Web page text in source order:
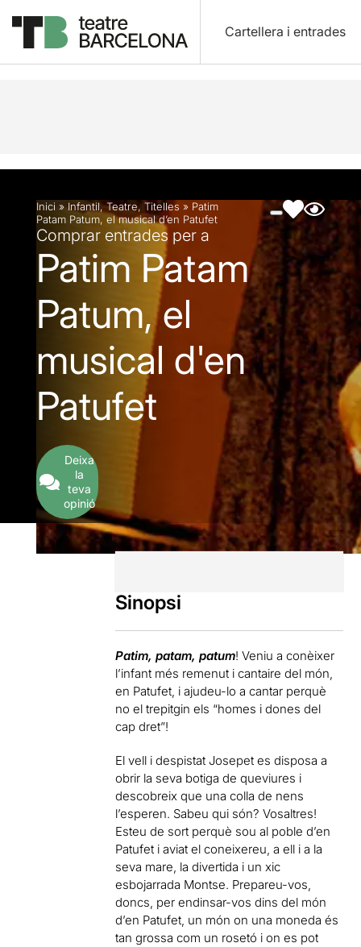
Cartellera i entrades
Descripció Fitxa artística Fotos i vídeos
Inici » Infantil,Teatre, Titelles » Patim
Patam Patum, el musical d’en Patufet
Comprar entrades per a
Patim Patam
Patum, el
musical d'en
Patufet
Deixa
la
teva
opinió
Sinopsi
Patim, patam, patum! Veniu a conèixer
l’infant més remenut i cantaire del món,
en Patufet, i ajudeu-lo a cantar perquè
no el trepitgin els “homes i dones del
cap dret”!
El vell i despistat Josepet es disposa a
obrir la seva botiga de queviures i
descobreix que una colla de nens
l’esperen. Sabeu qui són? Vosaltres!
Esteu de sort perquè sou al poble d’en
Patufet i aviat el coneixereu, a ell i a la
seva mare, la divertida i un xic
esbojarrada Montse. Prepareu-vos,
doncs, per endinsar-vos dins del món
d’en Patufet, un món on una moneda és
tan grossa com un rosetó i on es pot